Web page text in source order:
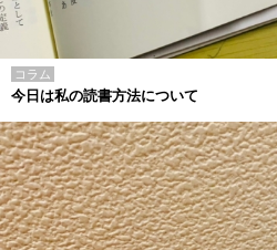
コラム
今日は私の読書方法について